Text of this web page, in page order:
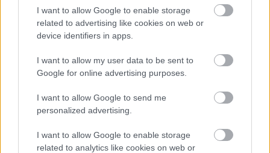
I want to allow Google to enable storage
related to advertising like cookies on web or
device identifiers in apps.
I want to allow my user data to be sent to
Google for online advertising purposes.
I want to allow Google to send me
personalized advertising.
I want to allow Google to enable storage
related to analytics like cookies on web or
SZEMBE MERSZ NÉZNI AZZAL, AKIVÉ
VÁLHATTÁL VOLNA?
ONE MORE LIKE: A MAGYAR SPORTDRÁMA, AMI
MEGHÓDÍTOTTA LAS VEGAST IS